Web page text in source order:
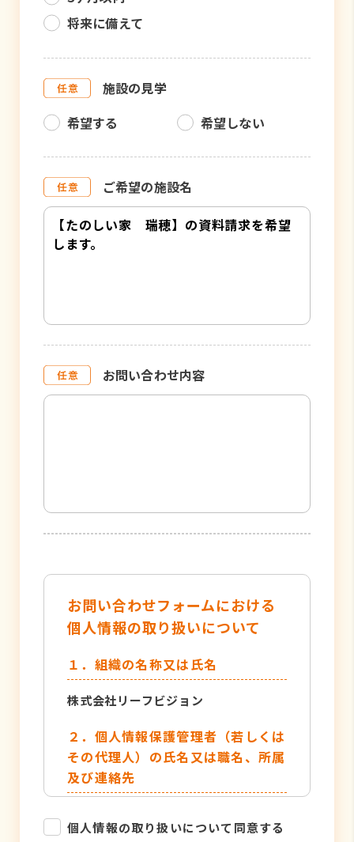
将来に備えて
施設の見学
希望する
希望しない
ご希望の施設名
お問い合わせ内容
お問い合わせフォームにおける
個人情報の取り扱いについて
１．組織の名称又は氏名
株式会社リーフビジョン
２．個人情報保護管理者（若しくは
その代理人）の氏名又は職名、所属
及び連絡先
TEL：052-884-2050
個人情報の取り扱いについて同意する